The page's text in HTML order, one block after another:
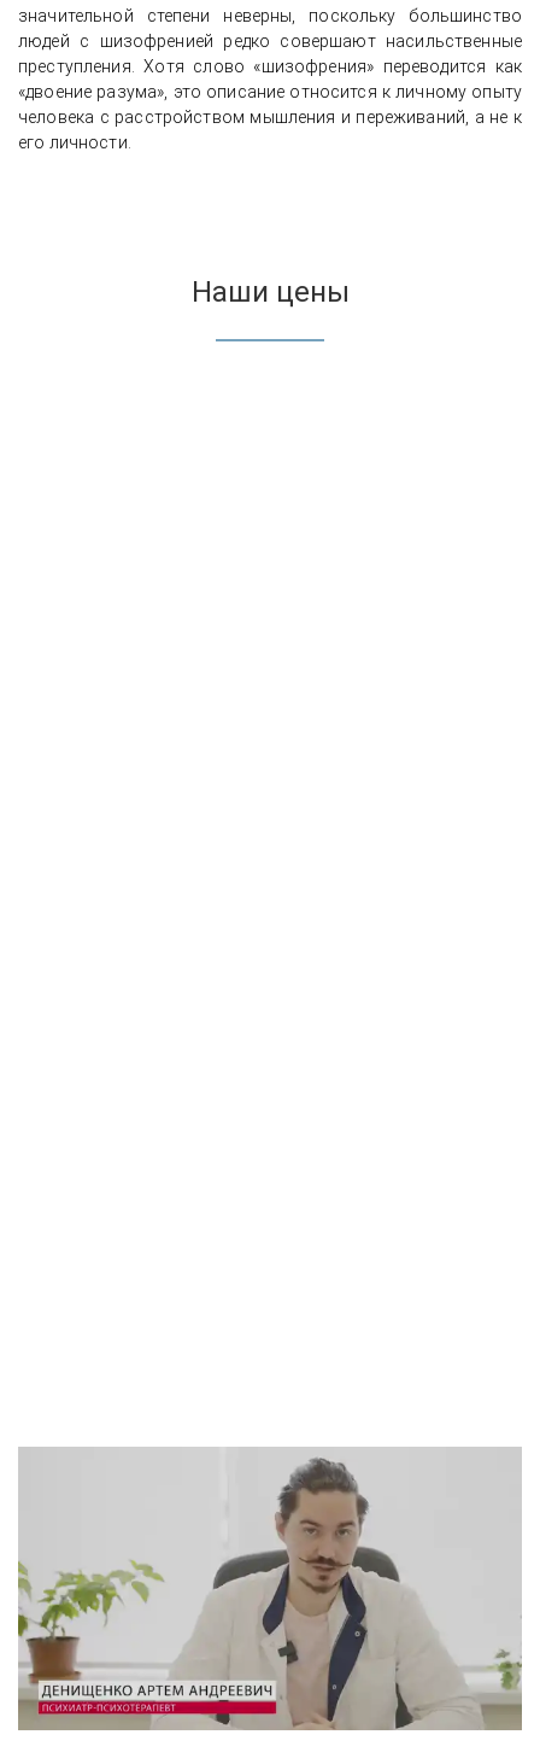
значительной степени неверны, поскольку большинство
людей с шизофренией редко совершают насильственные
преступления. Хотя слово «шизофрения» переводится как
«двоение разума», это описание относится к личному опыту
человека с расстройством мышления и переживаний, а не к
его личности.
Наши цены